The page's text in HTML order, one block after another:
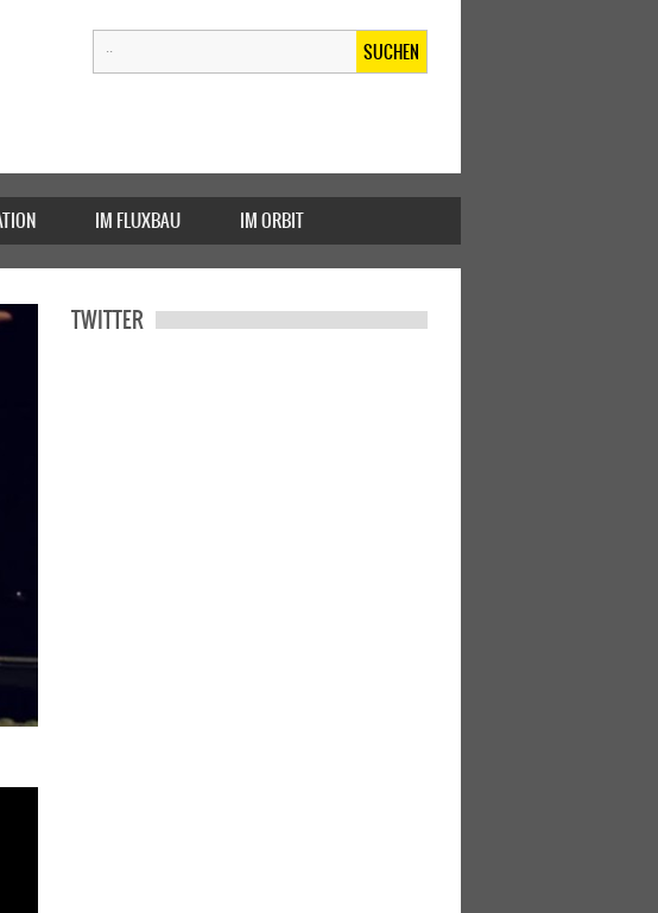
SUCHEN
IM FLUXBAU IM ORBIT
TWITTER